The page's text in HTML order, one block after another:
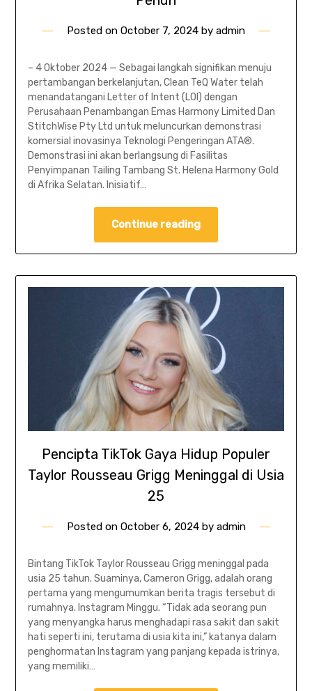
Posted on October 7, 2024 by admin
– 4 Oktober 2024 — Sebagai langkah signifikan menuju
pertambangan berkelanjutan, Clean TeQ Water telah
menandatangani Letter of Intent (LOI) dengan
Perusahaan Penambangan Emas Harmony Limited Dan
StitchWise Pty Ltd untuk meluncurkan demonstrasi
komersial inovasinya Teknologi Pengeringan ATA®.
Demonstrasi ini akan berlangsung di Fasilitas
Penyimpanan Tailing Tambang St. Helena Harmony Gold
di Afrika Selatan. Inisiatif…
Continue reading
Pencipta TikTok Gaya Hidup Populer
Taylor Rousseau Grigg Meninggal di Usia
25
Posted on October 6, 2024by admin
Bintang TikTok Taylor Rousseau Grigg meninggal pada
usia 25 tahun. Suaminya, Cameron Grigg, adalah orang
pertama yang mengumumkan berita tragis tersebut di
rumahnya. Instagram Minggu. “Tidak ada seorang pun
yang menyangka harus menghadapi rasa sakit dan sakit
hati seperti ini, terutama di usia kita ini,” katanya dalam
penghormatan Instagram yang panjang kepada istrinya,
yang memiliki…